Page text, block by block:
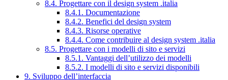
8.4. Progettare con il design system .italia
8.4.1. Documentazione
8.4.2. Benefici del design system
8.4.3. Risorse operative
8.4.4. Come contribuire al design system .italia
8.5. Progettare con i modelli di sito e servizi
8.5.1. Vantaggi dell’utilizzo dei modelli
8.5.2. I modelli di sito e servizi disponibili
9. Sviluppo dell’interfaccia